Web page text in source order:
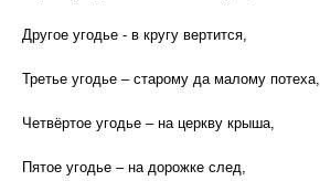
Другое угодье - в кругу вертится,
Третье угодье – старому да малому потеха,
Четвёртое угодье – на церкву крыша,
Пятое угодье – на дорожке след,